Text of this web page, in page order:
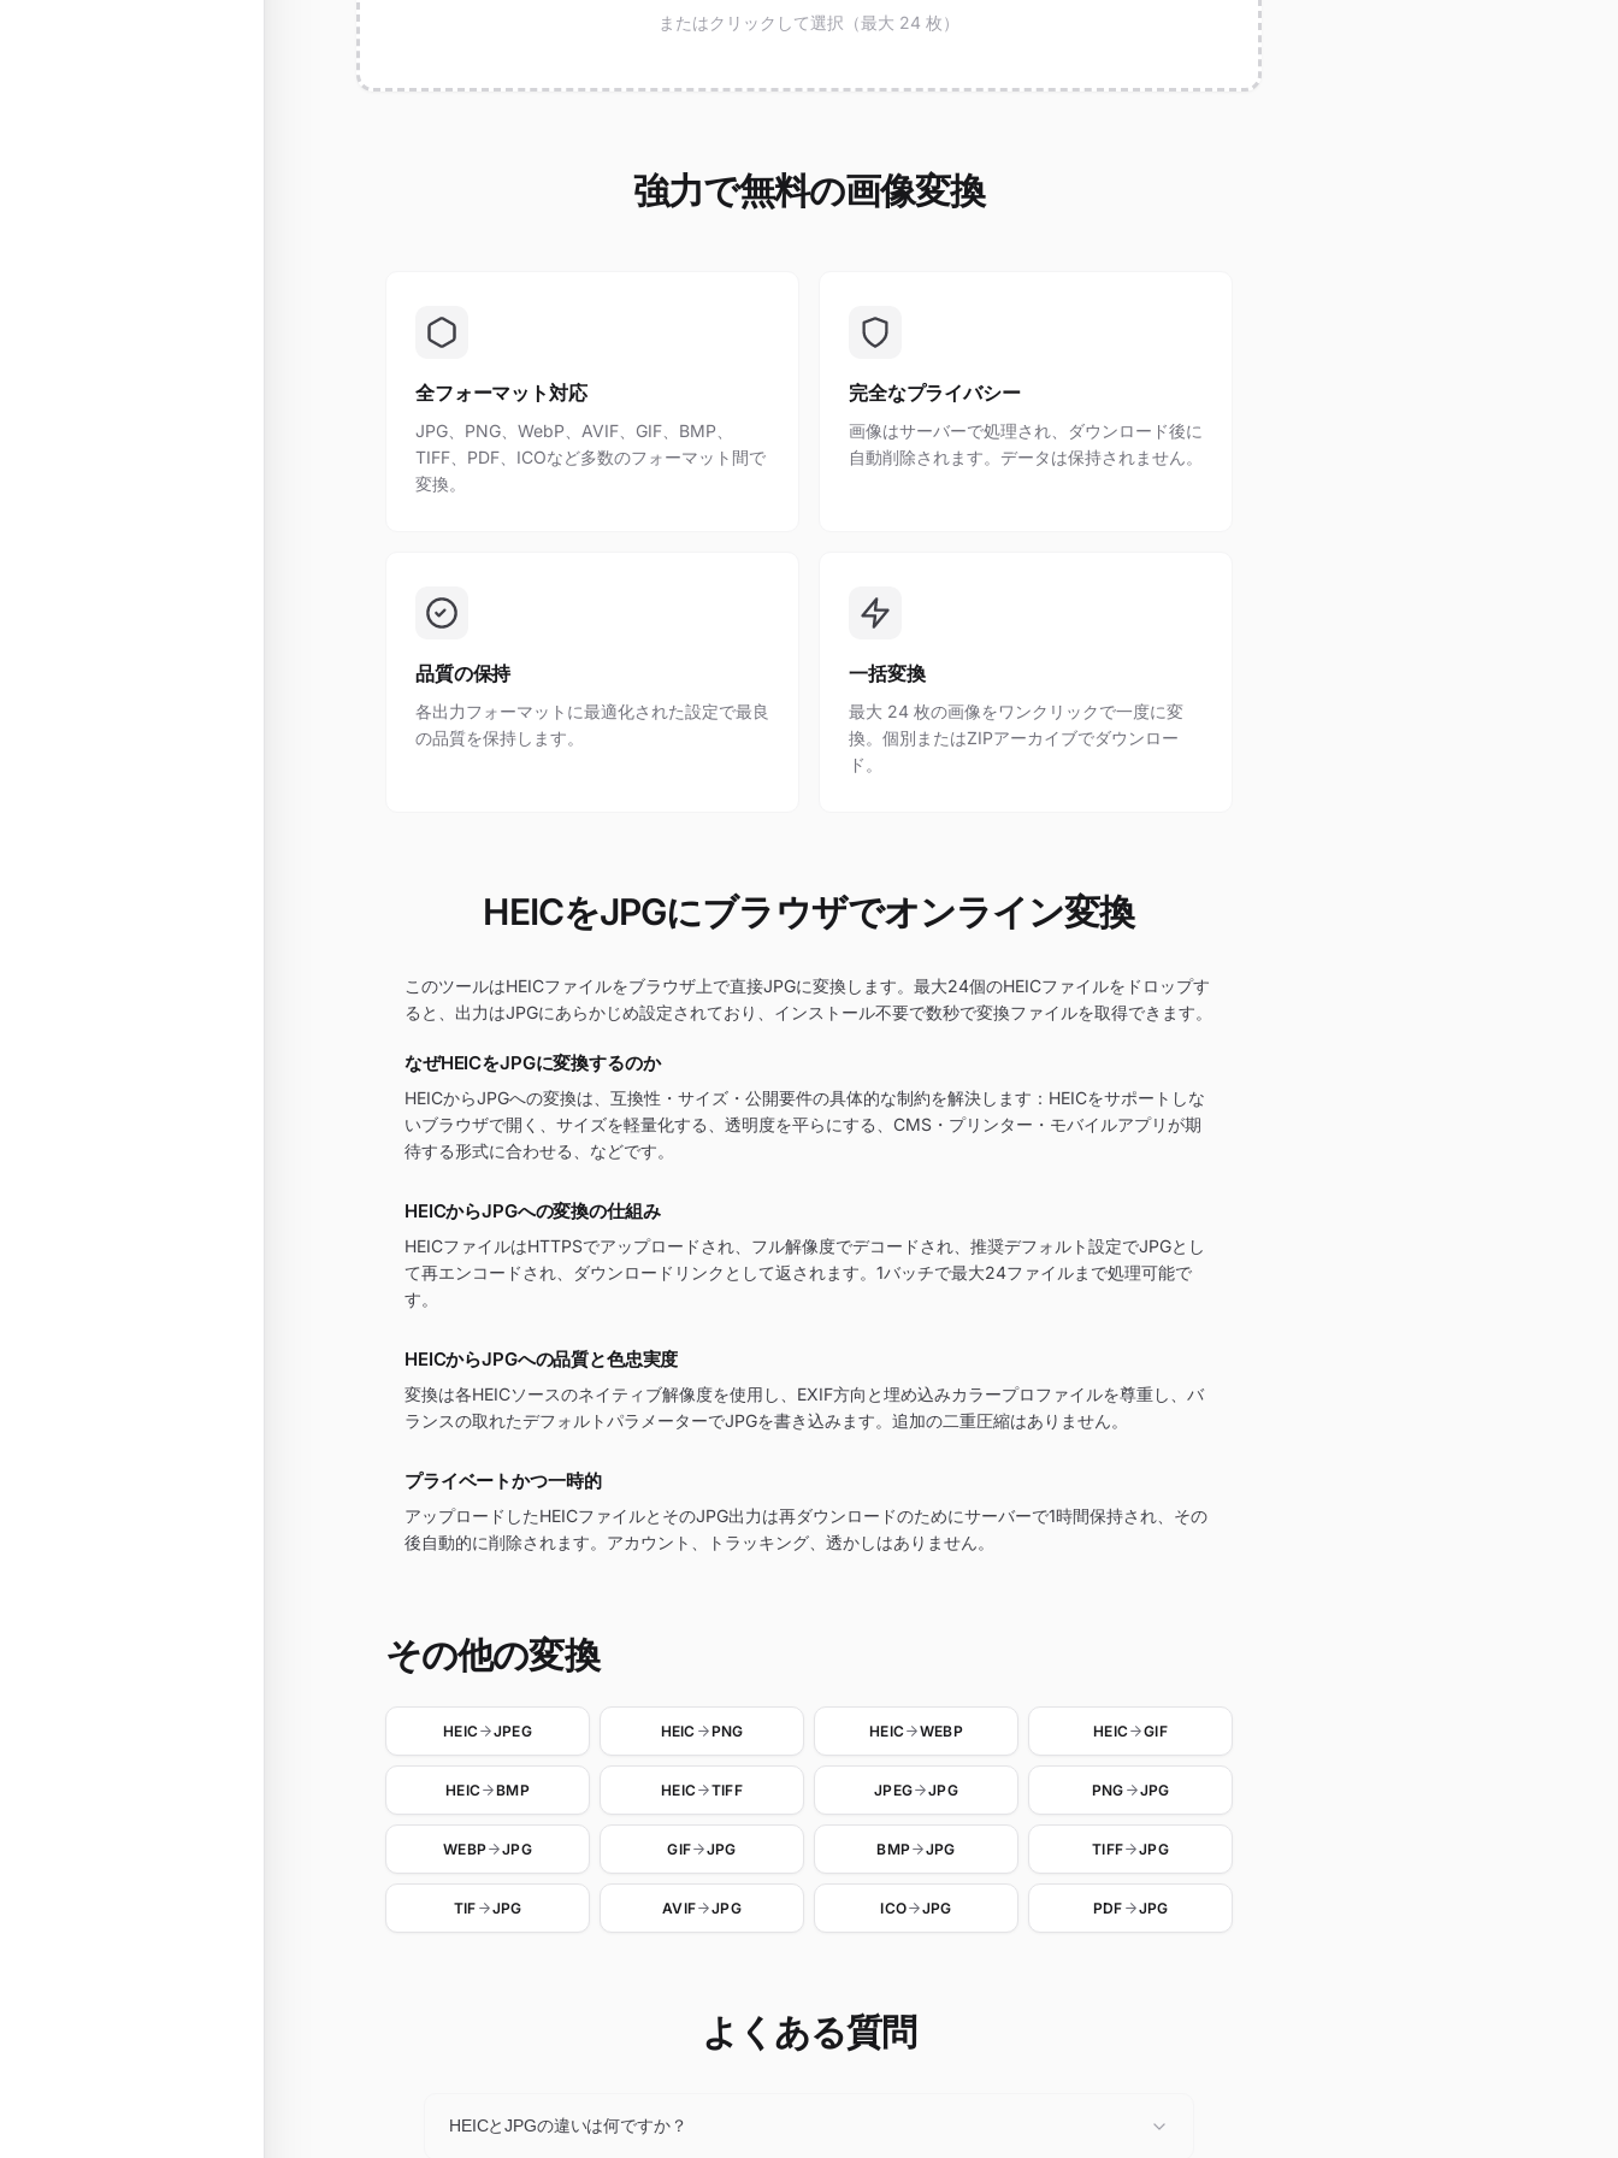
またはクリックして選択（最大 24 枚）
強力で無料の画像変換
全フォーマット対応
JPG、PNG、WebP、AVIF、GIF、BMP、
TIFF、PDF、ICOなど多数のフォーマット間で
変換。
完全なプライバシー
画像はサーバーで処理され、ダウンロード後に
自動削除されます。データは保持されません。
品質の保持
各出力フォーマットに最適化された設定で最良
の品質を保持します。
一括変換
最大 24 枚の画像をワンクリックで一度に変
換。個別またはZIPアーカイブでダウンロー
ド。
HEICをJPGにブラウザでオンライン変換
このツールはHEICファイルをブラウザ上で直接JPGに変換します。最大24個のHEICファイルをドロップす
ると、出力はJPGにあらかじめ設定されており、インストール不要で数秒で変換ファイルを取得できます。
なぜHEICをJPGに変換するのか
HEICからJPGへの変換は、互換性・サイズ・公開要件の具体的な制約を解決します：HEICをサポートしな
いブラウザで開く、サイズを軽量化する、透明度を平らにする、CMS・プリンター・モバイルアプリが期
待する形式に合わせる、などです。
HEICからJPGへの変換の仕組み
HEICファイルはHTTPSでアップロードされ、フル解像度でデコードされ、推奨デフォルト設定でJPGとし
て再エンコードされ、ダウンロードリンクとして返されます。1バッチで最大24ファイルまで処理可能で
す。
HEICからJPGへの品質と色忠実度
変換は各HEICソースのネイティブ解像度を使用し、EXIF方向と埋め込みカラープロファイルを尊重し、バ
ランスの取れたデフォルトパラメーターでJPGを書き込みます。追加の二重圧縮はありません。
プライベートかつ一時的
アップロードしたHEICファイルとそのJPG出力は再ダウンロードのためにサーバーで1時間保持され、その
後自動的に削除されます。アカウント、トラッキング、透かしはありません。
その他の変換
HEIC JPEG HEIC PNG HEIC WEBP HEIC GIF
HEIC BMP HEIC TIFF JPEG JPG PNG JPG
WEBP JPG GIF JPG BMP JPG TIFF JPG
TIF JPG AVIF JPG ICO JPG PDF JPG
よくある質問
HEICとJPGの違いは何ですか？